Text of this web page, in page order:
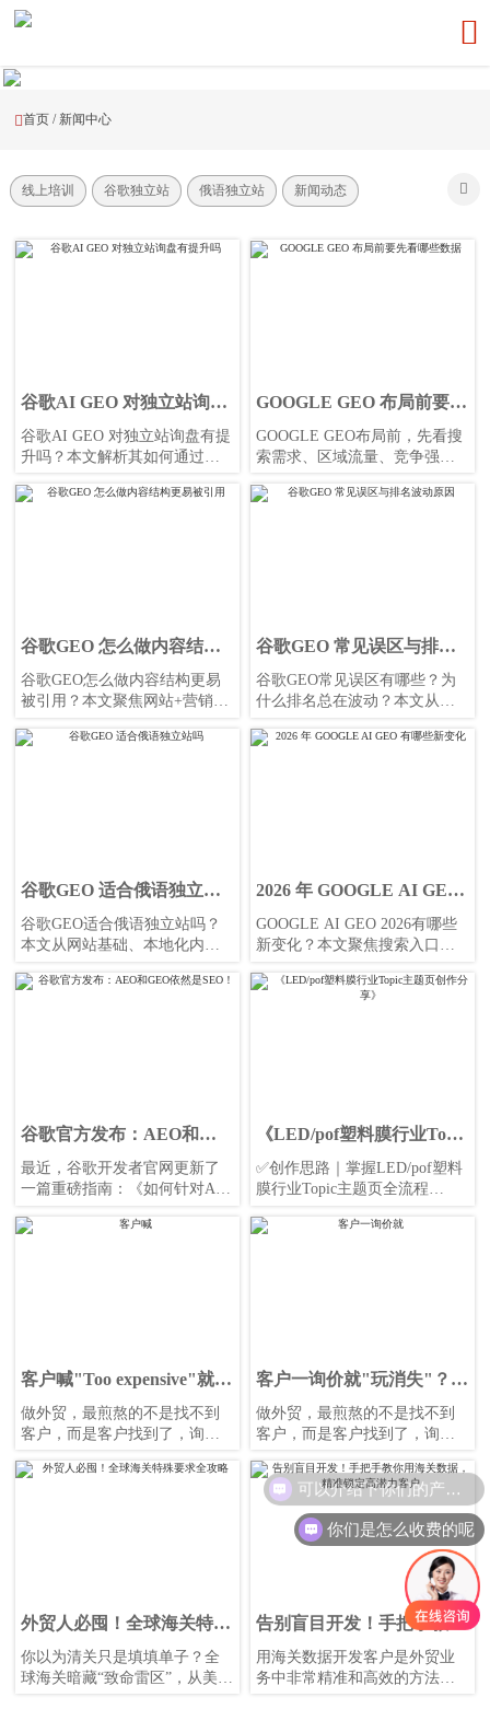

首页 / 新闻中心
线上培训 谷歌独立站 俄语独立站 新闻动态 
谷歌AI GEO 对独立站询盘
有提升吗
谷歌AI GEO 对独立站询盘有提
升吗？本文解析其如何通过语
度优化，帮助企业获取更精准
GOOGLE GEO 布局前要先
看哪些数据
GOOGLE GEO布局前，先看搜
索需求、区域流量、竞争强度
销一体化项目，教你判断哪些
谷歌GEO 怎么做内容结构
更易被引用
谷歌GEO怎么做内容结构更易
被引用？本文聚焦网站+营销服
构、场景化布局与证据表达方
谷歌GEO 常见误区与排名
波动原因
谷歌GEO常见误区有哪些？为
什么排名总在波动？本文从网
略与转化路径切入，帮企业判
谷歌GEO 适合俄语独立站
吗
谷歌GEO适合俄语独立站吗？
本文从网站基础、本地化内
发，解析谷歌GEO在俄语市场
2026 年 GOOGLE AI GEO
有哪些新变化
GOOGLE AI GEO 2026有哪些
新变化？本文聚焦搜索入口、
析网站建设与营销服务一体化
谷歌官方发布：AEO和
GEO依然是SEO！
最近，谷歌开发者官网更新了
一篇重磅指南：《如何针对AI
《LED/pof塑料膜行业Topic
主题页创作分享》
✅创作思路｜掌握LED/pof塑料
膜行业Topic主题页全流程
主题页搭建
客户喊"Too expensive"就降
价？90%的外贸人都踩了这
个坑！
做外贸，最煎熬的不是找不到
客户，而是客户找到了，询盘
一篑？客户一句“太贵了”就让你
客户一询价就"玩消失"？
90%的业务员都踩了这4个
坑
做外贸，最煎熬的不是找不到
客户，而是客户找到了，询盘
一篑？客户一句“太贵了”就让你
束手无策？本系列将深度剖析
订单谈判的三个核心战场，给
你最实战的心法和话术，让订
外贸人必囤！全球海关特殊
要求全攻略
你以为清关只是填填单子？全
球海关暗藏“致命雷区”，从美国
告别盲目开发！手把手教你
用海关数据，精准锁定高潜
力客户
用海关数据开发客户是外贸业
务中非常精准和高效的方法，
可以介绍下你们的产品么
你们是怎么收费的呢